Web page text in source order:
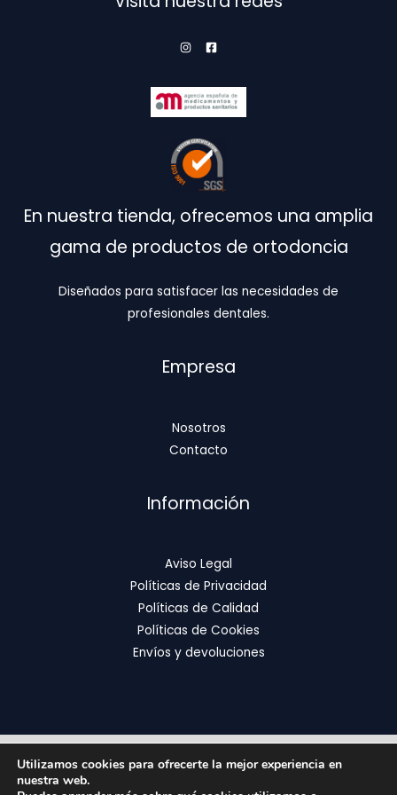
En nuestra tienda, ofrecemos una amplia
gama de productos de ortodoncia
Diseñados para satisfacer las necesidades de
profesionales dentales.
Empresa
Nosotros
Contacto
Información
Aviso Legal
Políticas de Privacidad
Políticas de Calidad
Políticas de Cookies
Envíos y devoluciones
Copyright © 2026 | FixOrthodontics
Utilizamos cookies para ofrecerte la mejor experiencia en
nuestra web.